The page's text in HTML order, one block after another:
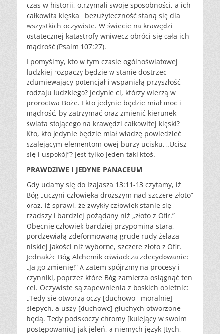
czas w historii, otrzymali swoje sposobności, a ich
całkowita klęska i bezużyteczność staną się dla
wszystkich oczywiste. W świecie na krawędzi
ostatecznej katastrofy wniwecz obróci się cała ich
mądrość (Psalm 107:27).
I pomyślmy, kto w tym czasie ogólnoświatowej
ludzkiej rozpaczy będzie w stanie dostrzec
zdumiewający potencjał i wspaniałą przyszłość
rodzaju ludzkiego? Jedynie ci, którzy wierzą w
proroctwa Boże. I kto jedynie będzie miał moc i
mądrość, by zatrzymać oraz zmienić kierunek
świata stojącego na krawędzi całkowitej klęski?
Kto, kto jedynie będzie miał władzę powiedzieć
szalejącym elementom owej burzy ucisku, „Ucisz
się i uspokój”? Jest tylko Jeden taki ktoś.
PRAWDZIWE I JEDYNE PANACEUM
Gdy udamy się do Izajasza 13:11-13 czytamy, iż
Bóg „uczyni człowieka droższym nad szczere złoto”
oraz, iż sprawi, że zwykły człowiek stanie się
rzadszy i bardziej pożądany niż „złoto z Ofir.”
Obecnie człowiek bardziej przypomina starą,
pordzewiałą zdeformowaną grudę rudy żelaza
niskiej jakości niż wyborne, szczere złoto z Ofir.
Jednakże Bóg Alchemik oświadcza zdecydowanie:
„Ja go zmienię!” A zatem spójrzmy na procesy i
czynniki, poprzez które Bóg zamierza osiągnąć ten
cel. Oczywiste są zapewnienia z boskich obietnic:
„Tedy się otworzą oczy [duchowo i moralnie]
ślepych, a uszy [duchowo] głuchych otworzone
będą. Tedy podskoczy chromy [kulejący w swoim
postępowaniu] jak jeleń, a niemych język [tych,